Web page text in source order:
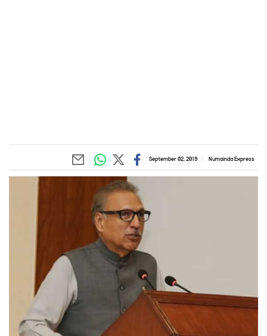
Numainda Express
September 02, 2019